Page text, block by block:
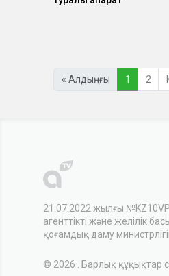
« Алдыңғы 1 2
21.07.2022 жылғы
агенттікті және желілік
қоғамдық даму
© 2026 . Барлық құқықтар